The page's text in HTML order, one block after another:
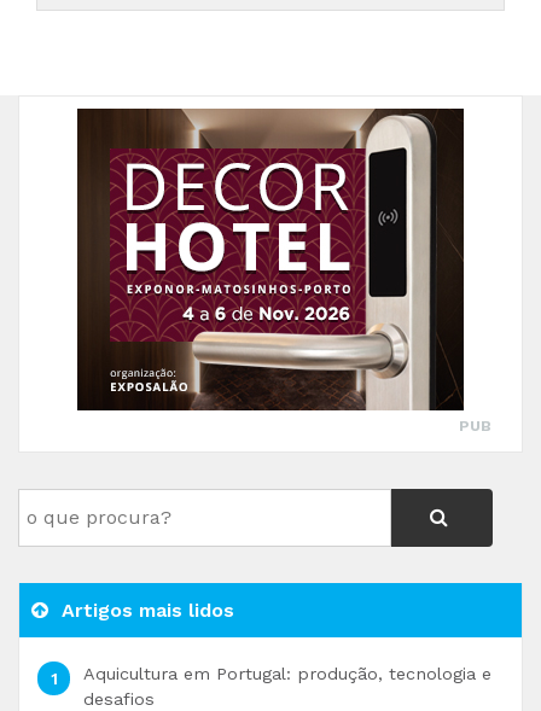
PUB
Artigos mais lidos
Aquicultura em Portugal: produção, tecnologia e
desafios